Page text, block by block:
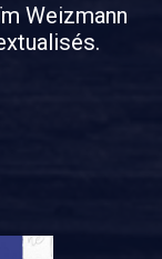
Weizmann